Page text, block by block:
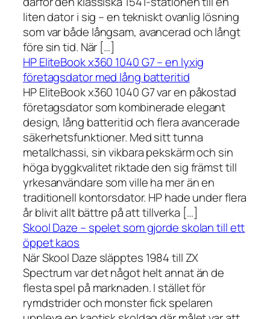
liten dator i sig – en tekniskt ovanlig lösning
som var både långsam, avancerad och långt
före sin tid. När […]
HP EliteBook x360 1040 G7 – en lyxig
företagsdator med lång batteritid
HP EliteBook x360 1040 G7 var en påkostad
företagsdator som kombinerade elegant
design, lång batteritid och flera avancerade
säkerhetsfunktioner. Med sitt tunna
metallchassi, sin vikbara pekskärm och sin
höga byggkvalitet riktade den sig främst till
yrkesanvändare som ville ha mer än en
traditionell kontorsdator. HP hade under flera
år blivit allt bättre på att tillverka […]
Skool Daze – spelet som gjorde skolan till ett
öppet kaos
När Skool Daze släpptes 1984 till ZX
Spectrum var det något helt annat än de
flesta spel på marknaden. I stället för
rymdstrider och monster fick spelaren